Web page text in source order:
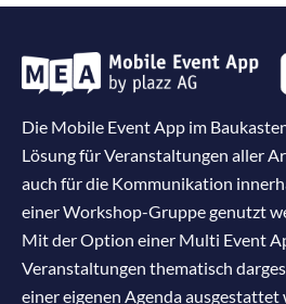
Die Mobile Event App im
Lösung für Veranstaltungen aller
auch für die Kommunikation
einer Workshop-Gruppe genutzt
Mit der Option einer Multi Event
Veranstaltungen thematisch
einer eigenen Agenda